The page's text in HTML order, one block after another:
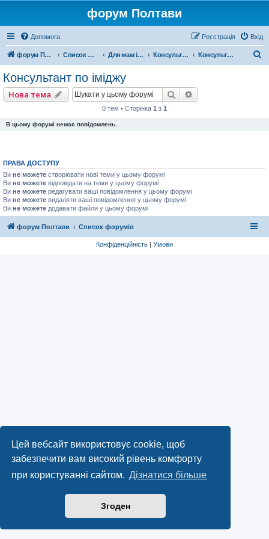
Цей вебсайт використовує cookie, щоб
забезпечити вам високий рівень комфорту
при користуванні сайтом. Дізнатися більше
Згоден
форум Полтави
Допомога Вхід
Реєстрація
форум Полтави Список форумів Для мам і татусів Консультації фахівців Консультант по іміджу
Консультант по іміджу
Нова тема Пошук
0 тем • Сторінка 1 з 1
В цьому форумі немає повідомлень.
ПРАВА ДОСТУПУ
Ви не можете створювати нові теми у цьому форумі
Ви не можете відповідати на теми у цьому форумі
Ви не можете редагувати ваші повідомлення у цьому форумі
Ви не можете видаляти ваші повідомлення у цьому форумі
Ви не можете додавати файли у цьому форумі
форум Полтави Список форумів
Конфіденційність | Умови